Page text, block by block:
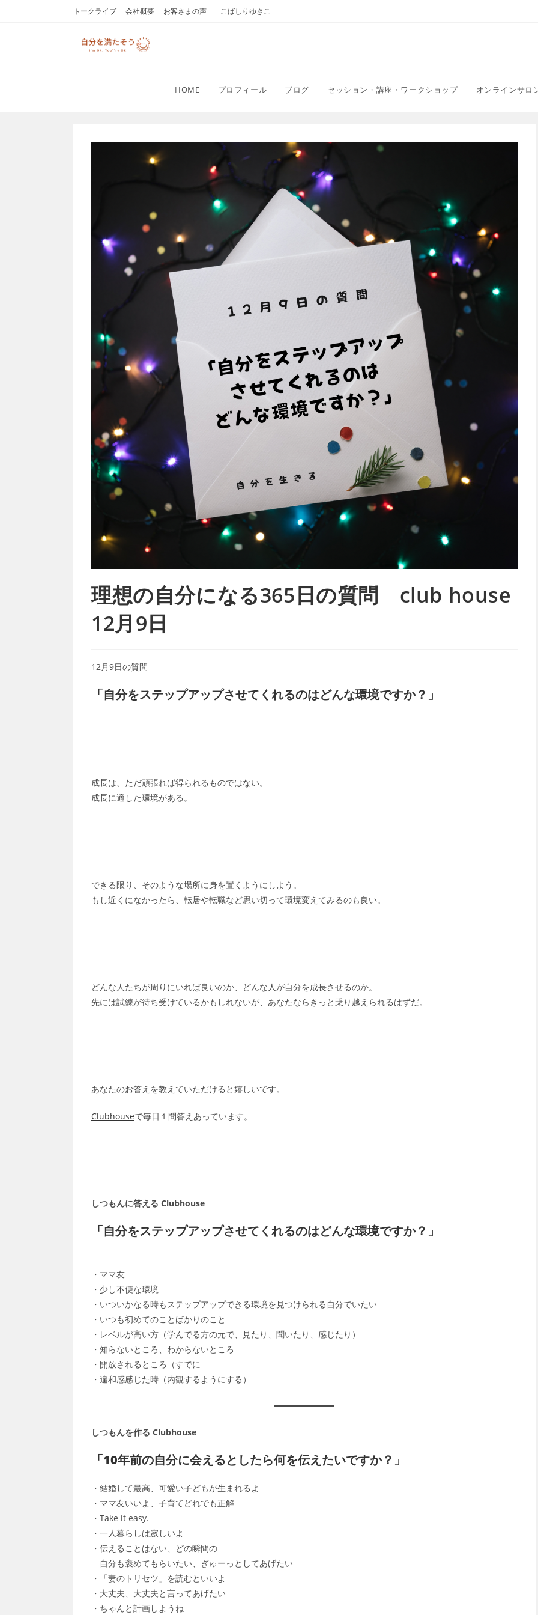
トークライブ 会社概要 お客さまの声 こばしりゆきこ
HOME プロフィール ブログ セッション・講座・ワークショップ オンラインサロ
理想の自分になる365日の質問 club house
12月9日
12月9日の質問
「自分をステップアップさせてくれるのはどんな環境ですか？」
成長は、ただ頑張れば得られるものではない。
成長に適した環境がある。
できる限り、そのような場所に身を置くようにしよう。
もし近くになかったら、転居や転職など思い切って環境変えてみるのも良い。
どんな人たちが周りにいれば良いのか、どんな人が自分を成長させるのか。
先には試練が待ち受けているかもしれないが、あなたならきっと乗り越えられるはずだ。
あなたのお答えを教えていただけると嬉しいです。
Clubhouseで毎日１問答えあっています。
しつもんに答える Clubhouse
「自分をステップアップさせてくれるのはどんな環境ですか？」
・ママ友
・少し不便な環境
・いついかなる時もステップアップできる環境を見つけられる自分でいたい
・いつも初めてのことばかりのこと
・レベルが高い方（学んでる方の元で、見たり、聞いたり、感じたり）
・知らないところ、わからないところ
・開放されるところ（すでに
・違和感感じた時（内観するようにする）
しつもんを作る Clubhouse
「10年前の自分に会えるとしたら何を伝えたいですか？」
・結婚して最高、可愛い子どもが生まれるよ
・ママ友いいよ、子育てどれでも正解
・Take it easy.
・一人暮らしは寂しいよ
・伝えることはない、どの瞬間の
自分も褒めてもらいたい、ぎゅーっとしてあげたい
・「妻のトリセツ」を読むといいよ
・大丈夫、大丈夫と言ってあげたい
・ちゃんと計画しようね